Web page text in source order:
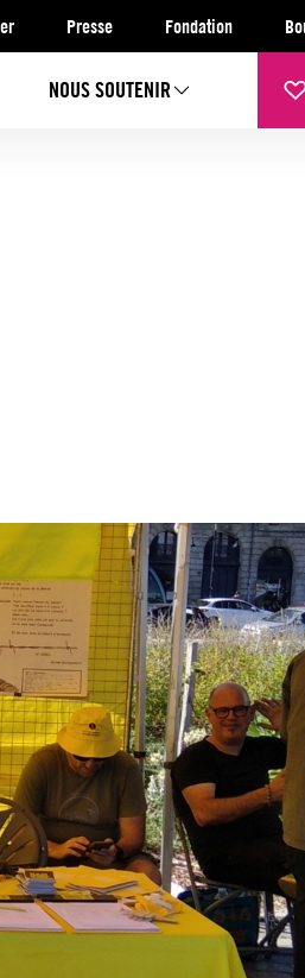
Presse Fondation
NOUS SOUTENIR